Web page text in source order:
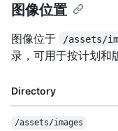
图像位置
图像位于 /assets/
录，可用于按计划和
Directory
/assets/images